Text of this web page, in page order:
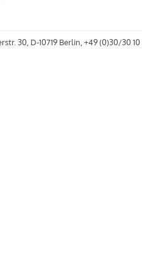
30, D-10719 Berlin, +49 (0)30/30